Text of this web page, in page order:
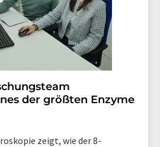
der größten Enzyme
zeigt, wie der 8-